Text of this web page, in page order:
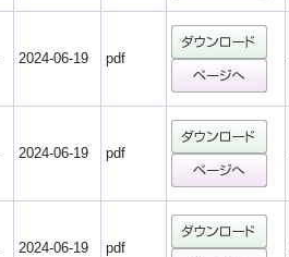
2024-06-19 pdf
2024-06-19 pdf
2024-06-19 pdf